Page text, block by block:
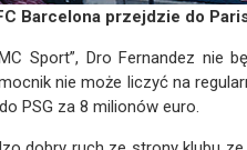
Barcelona przejdzie do
Sport”, Dro Fernandez nie
nie może liczyć na
PSG za 8 milionów euro.